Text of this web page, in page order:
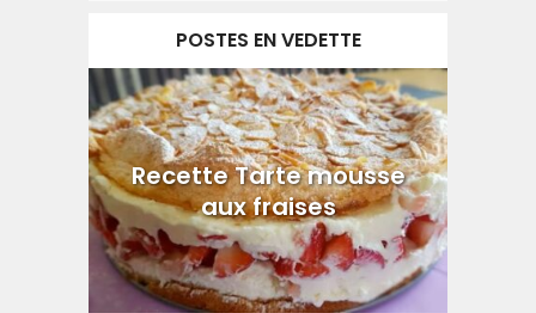
POSTES EN VEDETTE
Recette Tarte mousse
aux fraises